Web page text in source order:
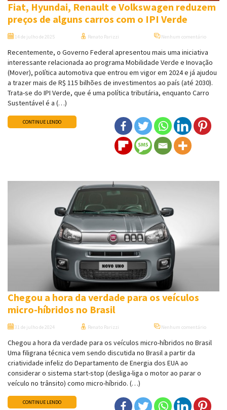
Fiat, Hyundai, Renault e Volkswagen reduzem
preços de alguns carros com o IPI Verde
14 de julho de 2025 Renato Parizzi Nenhum comentário
Recentemente, o Governo Federal apresentou mais uma iniciativa
interessante relacionada ao programa Mobilidade Verde e Inovação
(Mover), política automotiva que entrou em vigor em 2024 e já ajudou
a trazer mais de R$ 115 bilhões de investimentos ao país (até 2030).
Trata-se do IPI Verde, que é uma política tributária, enquanto Carro
Sustentável é a (…)
CONTINUE LENDO
Chegou a hora da verdade para os veículos
micro-híbridos no Brasil
31 de julho de 2024 Renato Parizzi Nenhum comentário
Chegou a hora da verdade para os veículos micro-híbridos no Brasil
Uma filigrana técnica vem sendo discutida no Brasil a partir da
criatividade infeliz do Departamento de Energia dos EUA ao
considerar o sistema start-stop (desliga-liga o motor ao parar o
veículo no trânsito) como micro-híbrido. (…)
CONTINUE LENDO